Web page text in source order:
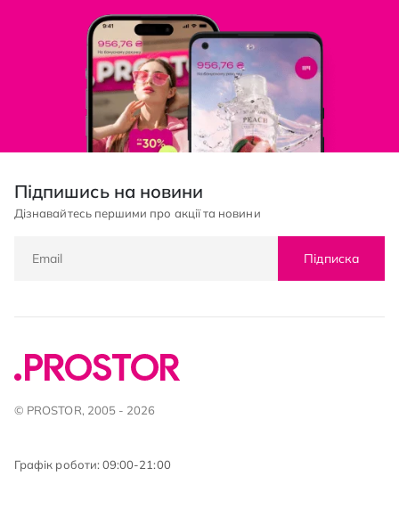
Підпишись на новини
Дізнавайтесь першими про акції та новини
Підписка
© PROSTOR, 2005 - 2026
Графік роботи: 09:00-21:00